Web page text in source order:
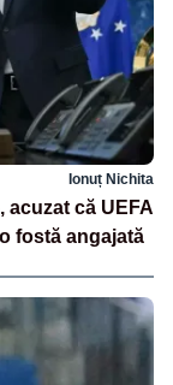
Ionuț Nichita
acuzat că UEFA
fostă angajată